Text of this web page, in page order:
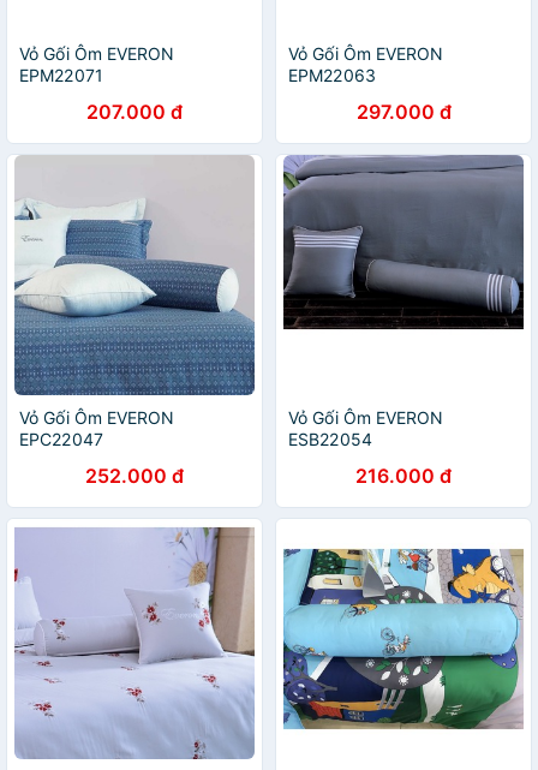
Vỏ Gối Ôm EVERON
EPM22071
207.000 đ
Vỏ Gối Ôm EVERON
EPM22063
297.000 đ
Vỏ Gối Ôm EVERON
EPC22047
252.000 đ
Vỏ Gối Ôm EVERON
ESB22054
216.000 đ